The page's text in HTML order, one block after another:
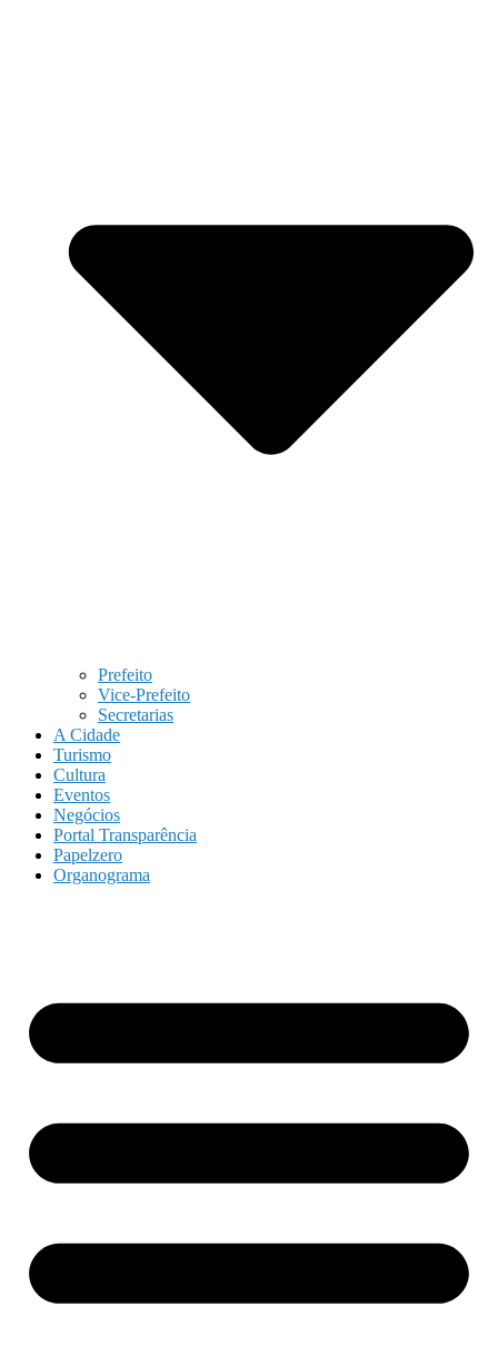
Prefeito
Vice-Prefeito
Secretarias
A Cidade
Turismo
Cultura
Eventos
Negócios
Portal Transparência
Papelzero
Organograma